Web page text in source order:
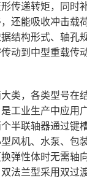
传递转矩，同时
还能吸收冲击载
结构形式、轴孔
动到中型重载传
类，各类型号在
工业生产中应用
半联轴器通过键
风机、水泵、包
弹性体时无需轴
法兰型采用双过